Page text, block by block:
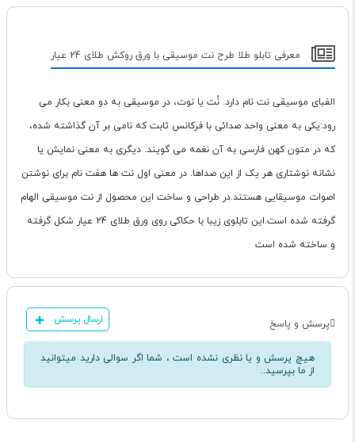
معرفی تابلو طلا طرح نت موسیقی با ورق روکش طلای 24 عیار
الفبای موسیقی نت نام دارد. نُت یا نوت، در موسیقی به دو معنی بکار می
رود:یکی به معنی واحد صدائی با فرکانس ثابت که نامی بر آن گذاشته شده،
که در متون کهن فارسی به آن نغمه می گویند. دیگری به معنی نمایش یا
نشانه نوشتاری هر یک از این صداها. در معنی اول نت ها هفت نام برای نوشتن
اصوات موسیقایی هستند.در طراحی و ساخت این محصول از نت موسیقی الهام
گرفته شده است.این تابلوی زیبا با حکاکی روی ورق طلای 24 عیار شکل گرفته
و ساخته شده است
پرسش و پاسخ ارسال پرسش
هیچ پرسش و یا نظری نشده است ، شما اگر سوالی دارید میتوانید
از ما بپرسید..